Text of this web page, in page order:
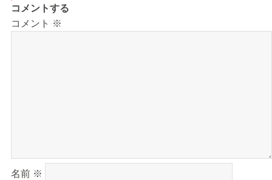
コメントする
コメント ※
名前 ※